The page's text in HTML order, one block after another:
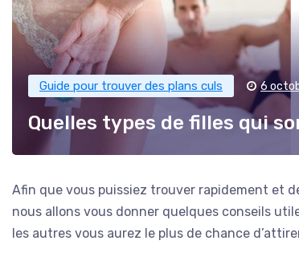
Guide pour trouver des plans culs 6
Quelles types de filles qui
Afin que vous puissiez trouver rapidement et
nous allons vous donner quelques conseils
les autres vous aurez le plus de chance